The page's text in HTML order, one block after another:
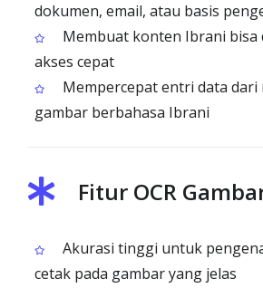
dokumen, email, atau basis
Membuat konten Ibrani bisa
akses cepat
Mempercepat entri data dari
gambar berbahasa Ibrani
Fitur OCR
Akurasi tinggi untuk
cetak pada gambar yang jelas